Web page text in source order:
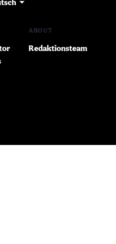
ABOUT
Redaktionsteam